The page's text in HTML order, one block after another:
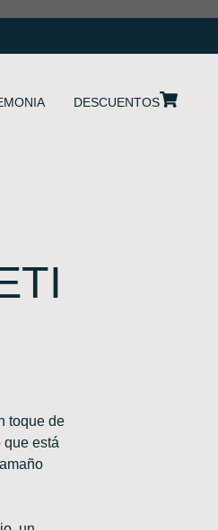
DESCUENTOS
toque de
está